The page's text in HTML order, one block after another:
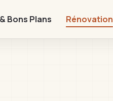
Bons Plans Rénovation